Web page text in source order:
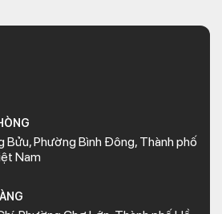
Bửu, Phường Bình Đông, Thành phố
Nam